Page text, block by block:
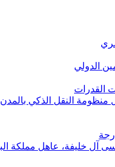
الدولي
القدرات
النقل الذكي بالمدن
آل خليفة، عاهل مملكة